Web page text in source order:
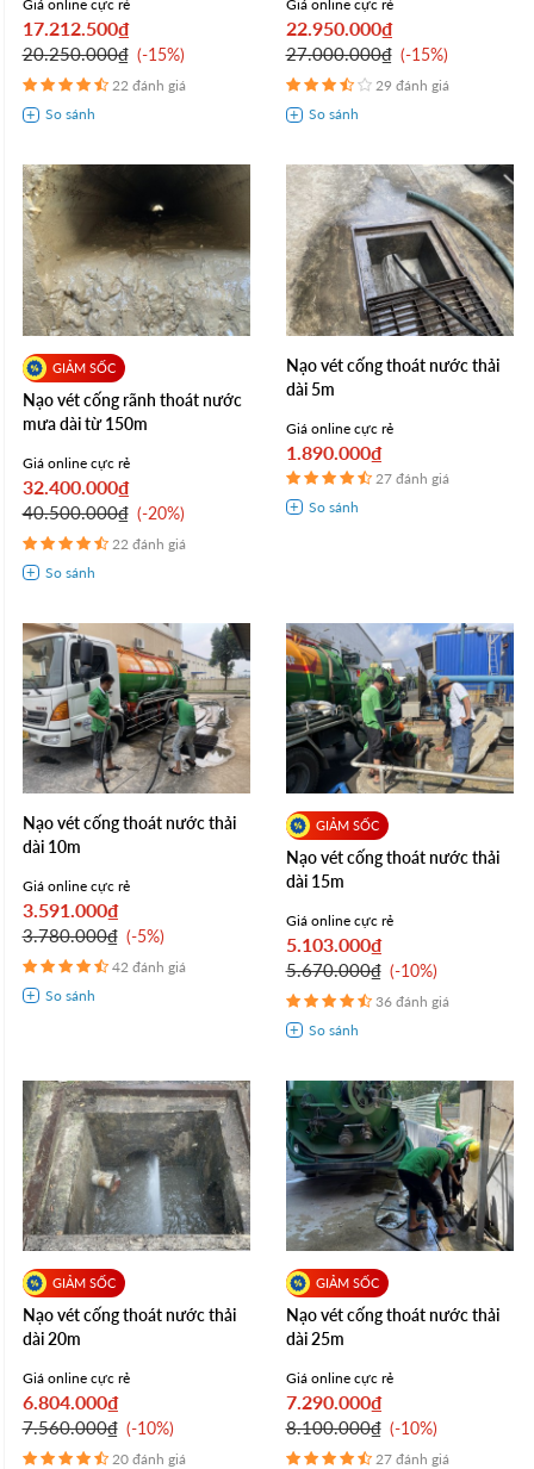
Giá online cực rẻ
17.212.500₫
20.250.000₫ -15%
22 đánh giá
Giá online cực rẻ
22.950.000₫
27.000.000₫ -15%
29 đánh giá
Nạo vét cống rãnh thoát nước
mưa dài từ 150m
Giá online cực rẻ
32.400.000₫
40.500.000₫ -20%
22 đánh giá
Nạo vét cống thoát nước thải
dài 5m
Giá online cực rẻ
1.890.000₫
27 đánh giá
Nạo vét cống thoát nước thải
dài 10m
Giá online cực rẻ
3.591.000₫
3.780.000₫ -5%
42 đánh giá
Nạo vét cống thoát nước thải
dài 15m
Giá online cực rẻ
5.103.000₫
5.670.000₫ -10%
36 đánh giá
Nạo vét cống thoát nước thải
dài 20m
Giá online cực rẻ
6.804.000₫
7.560.000₫ -10%
20 đánh giá
Nạo vét cống thoát nước thải
dài 25m
Giá online cực rẻ
7.290.000₫
8.100.000₫ -10%
27 đánh giá